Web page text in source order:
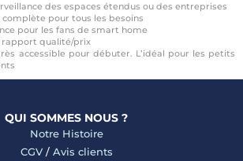
des espaces étendus ou des entreprises
pour tous les besoins
pour les fans de smart home
rapport qualité/prix
accessible pour débuter. L’idéal pour les petits
QUI SOMMES NOUS ?
Notre Histoire
CGV/ Avis clients